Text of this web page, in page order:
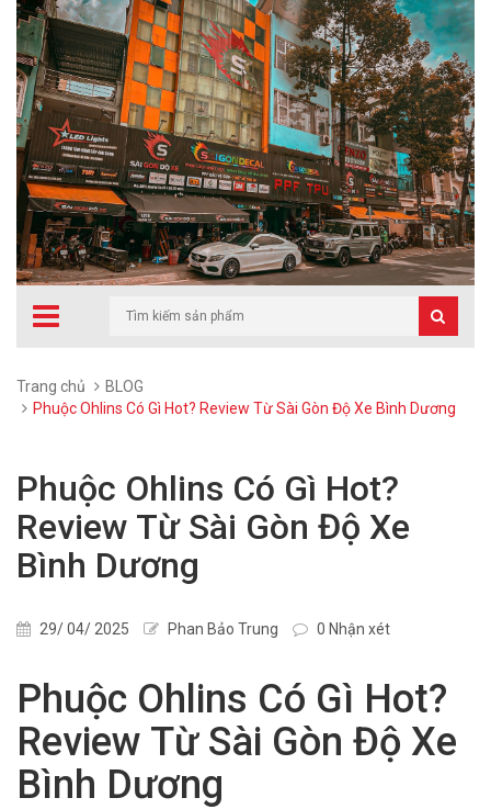
Trang chủ
BLOG
Phuộc Ohlins Có Gì Hot? Review Từ Sài Gòn Độ Xe Bình Dương
Phuộc Ohlins Có Gì Hot?
Review Từ Sài Gòn Độ Xe
Bình Dương
29/ 04/ 2025 Phan Bảo Trung 0 Nhận xét
Phuộc Ohlins Có Gì Hot?
Review Từ Sài Gòn Độ Xe
Bình Dương